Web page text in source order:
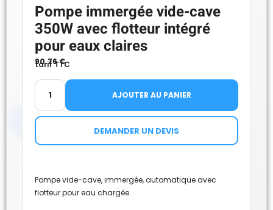
Pompe immergée vide-cave
350W avec flotteur intégré
pour eaux claires
90.76€
tarif TTC
AJOUTER AU PANIER
DEMANDER UN DEVIS
Pompe vide-cave, immergée, automatique avec
flotteur pour eau chargée.